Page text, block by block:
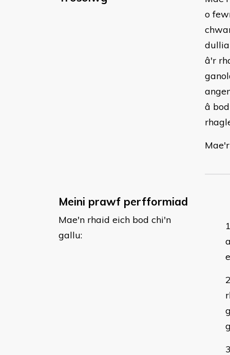
o
â'r
â
Meini prawf perfformiad
Mae'n rhaid eich bod chi'n
gallu: